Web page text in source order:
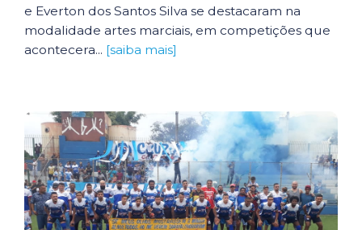
e Everton dos Santos Silva se destacaram na
modalidade artes marciais, em competições que
acontecera... [saiba mais]